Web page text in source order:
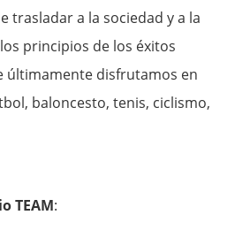
trasladar a la sociedad y a la
principios de los éxitos
últimamente disfrutamos en
baloncesto, tenis, ciclismo,
TEAM: